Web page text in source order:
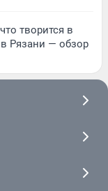
творится в
Рязани — обзор